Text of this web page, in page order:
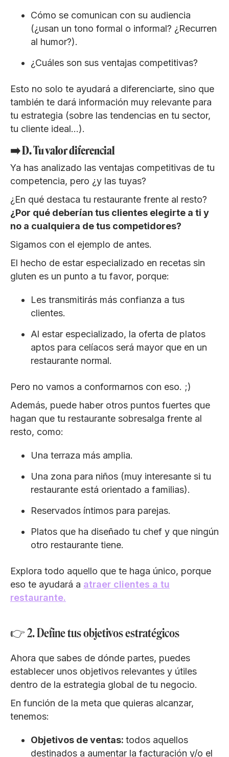
Cómo se comunican con su audiencia
(¿usan un tono formal o informal? ¿Recurren
al humor?).
¿Cuáles son sus ventajas competitivas?
Esto no solo te ayudará a diferenciarte, sino que
también te dará información muy relevante para
tu estrategia (sobre las tendencias en tu sector,
tu cliente ideal…).
➡️ D. Tu valor diferencial
Ya has analizado las ventajas competitivas de tu
competencia, pero ¿y las tuyas?
¿En qué destaca tu restaurante frente al resto?
¿Por qué deberían tus clientes elegirte a ti y
no a cualquiera de tus competidores?
Sigamos con el ejemplo de antes.
El hecho de estar especializado en recetas sin
gluten es un punto a tu favor, porque:
Les transmitirás más confianza a tus
clientes.
Al estar especializado, la oferta de platos
aptos para celíacos será mayor que en un
restaurante normal.
Pero no vamos a conformarnos con eso. ;)
Además, puede haber otros puntos fuertes que
hagan que tu restaurante sobresalga frente al
resto, como:
Una terraza más amplia.
Una zona para niños (muy interesante si tu
restaurante está orientado a familias).
Reservados íntimos para parejas.
Platos que ha diseñado tu chef y que ningún
otro restaurante tiene.
Explora todo aquello que te haga único, porque
eso te ayudará a atraer clientes a tu
restaurante.
👉 2. Define tus objetivos estratégicos
Ahora que sabes de dónde partes, puedes
establecer unos objetivos relevantes y útiles
dentro de la estrategia global de tu negocio.
En función de la meta que quieras alcanzar,
tenemos:
Objetivos de ventas: todos aquellos
destinados a aumentar la facturación y/o el